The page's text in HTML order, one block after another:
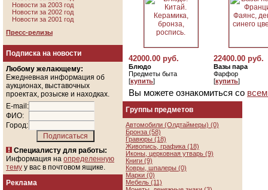
Новости за 2003 год
Новости за 2002 год
Новости за 2001 год
Пресс-релизы
Подписка на новости
Любому желающему:
Ежедневная информация об
аукционах, выставочных
проектах, розыске и находках.
E-mail:
ФИО:
Город:
Специалисту для работы:
Информация на определенную
тему у вас в почтовом ящике.
Реклама
42000.00 руб.
Блюдо
Предметы быта
[купить]
22400.00 руб.
Вазы пара
Фарфор
[купить]
Вы можете ознакомиться со
Группы предметов
Автомобили (Олдтаймеры) (0)
Бронза (58)
Гравюры (18)
Живопись, графика (18)
Иконы, церковная утварь (9)
Книги (9)
Ковры, шпалеры (0)
Марки (0)
Мебель (11)